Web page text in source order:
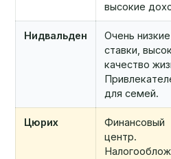
высокие
Нидвальден
Очень низкие
ставки,
качество
для семей.
Цюрих
Финансовый
центр.